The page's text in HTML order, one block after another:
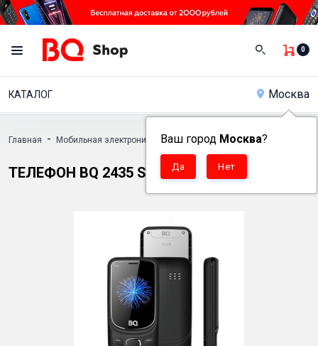
0
КАТАЛОГ Москва
Ваш город Москва?
Главная - Мобильная электроника - Кнопочные телефоны -
ТЕЛЕФОН BQ 2435 SLIDE